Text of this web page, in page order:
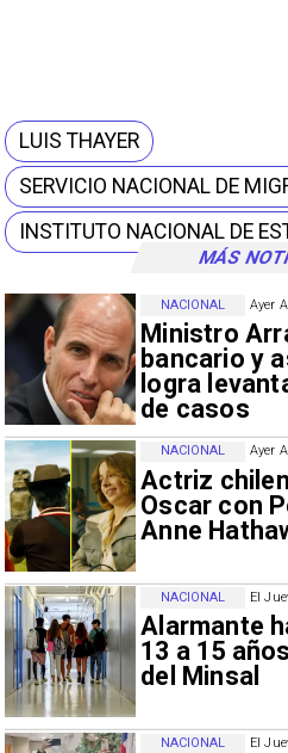
MÁS
Ayer
Ministro
bancario y
logra
de casos
NACIONAL
Ayer
Actriz
Oscar con
Anne
NACIONAL
El
Alarmante
13 a 15
del Minsal
NACIONAL
El
NACIONAL
LUIS THAYER
SERVICIO NACIONAL DE
INSTITUTO NACIONAL DE